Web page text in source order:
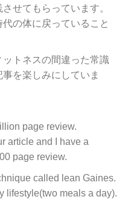
せてもらっています。
の体に戻っていること
トネスの間違った常識
を楽しみにしていま
page review.
article and I have a
page review.
called lean Gaines.
lifestyle(two meals a day).